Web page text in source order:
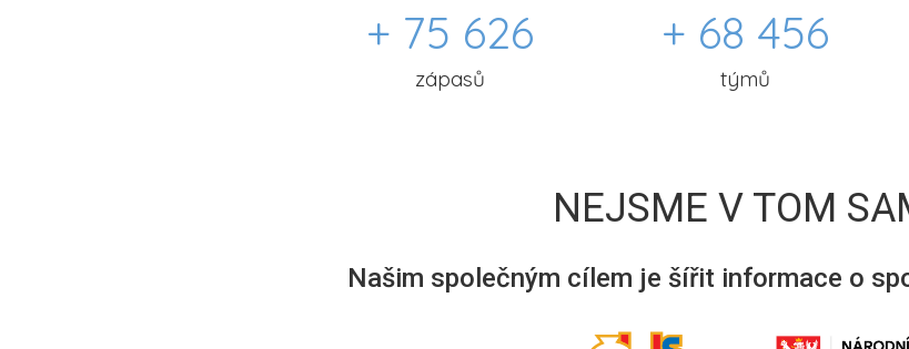
+ 75 626
zápasů
+ 68 456
týmů
NEJSME V TOM
Našim společným cílem je šířit informace o